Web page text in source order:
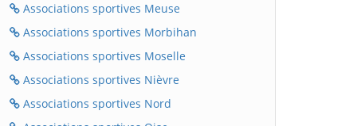
Associations sportives Meuse
Associations sportives Morbihan
Associations sportives Moselle
Associations sportives Nièvre
Associations sportives Nord